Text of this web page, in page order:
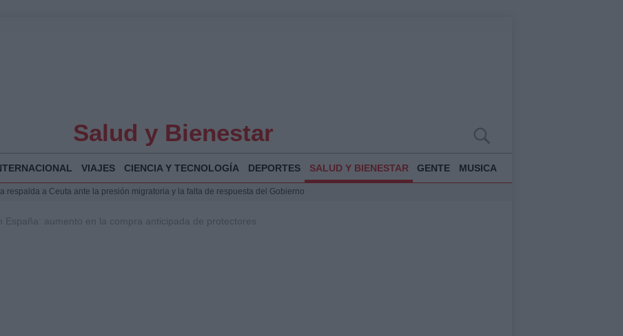
Salud y Bienestar
VIAJES CIENCIA Y TECNOLOGÍA DEPORTES SALUD Y BIENESTAR GENTE MUSICA
respalda a Ceuta ante la presión migratoria y la falta de respuesta del Gobierno
planificar, reportear y construir una crónica con escenas y voces
España: aumento en la compra anticipada de protectores